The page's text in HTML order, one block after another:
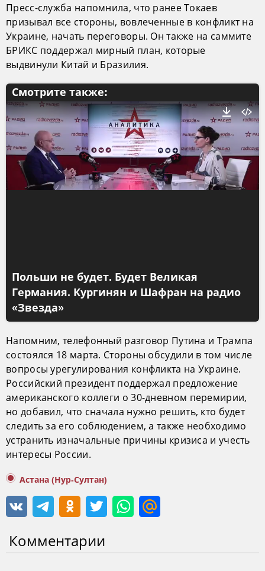
Пресс-служба напомнила, что ранее Токаев
призывал все стороны, вовлеченные в конфликт на
Украине, начать переговоры. Он также на саммите
БРИКС поддержал мирный план, которые
выдвинули Китай и Бразилия.
Смотрите также:
Польши не будет. Будет Великая
Германия. Кургинян и Шафран на радио
«Звезда»
Напомним, телефонный разговор Путина и Трампа
состоялся 18 марта. Стороны обсудили в том числе
вопросы урегулирования конфликта на Украине.
Российский президент поддержал предложение
американского коллеги о 30-дневном перемирии,
но добавил, что сначала нужно решить, кто будет
следить за его соблюдением, а также необходимо
устранить изначальные причины кризиса и учесть
интересы России.
Астана (Нур-Султан)
Комментарии